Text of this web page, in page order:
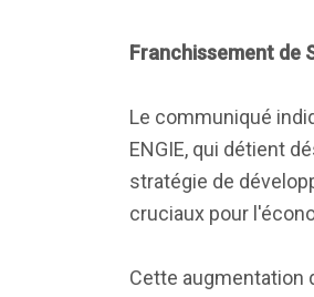
Franchissement de
Le communiqué
ENGIE, qui détient
stratégie de
cruciaux pour
Cette augmentation